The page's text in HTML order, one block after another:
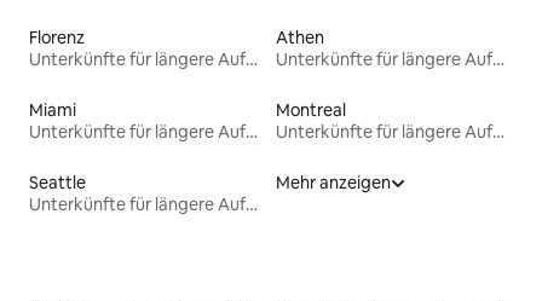
Florenz
Unterkünfte für längere Aufenthalte
Athen
Unterkünfte für längere Aufenthalte
Miami
Unterkünfte für längere Aufenthalte
Montreal
Unterkünfte für längere Aufenthalte
Seattle
Unterkünfte für längere Aufenthalte
Mehr anzeigen